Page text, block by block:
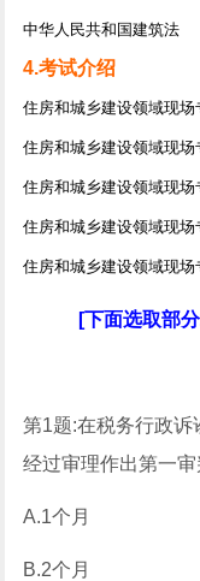
中华人民共和国建筑法
4.考试介绍
住房和城乡建设领域现
住房和城乡建设领域现
住房和城乡建设领域现
住房和城乡建设领域现
住房和城乡建设领域现
[下面选取部
第1题:在税务行政诉
经过审理作出第一审
A.1个月
B.2个月